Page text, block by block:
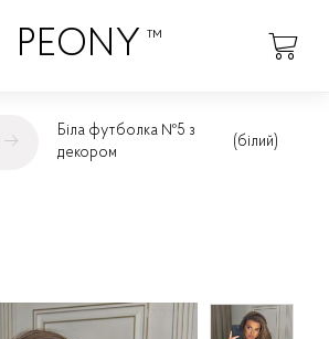
PEONY ™
→
Біла футболка №5 з
декором
(білий)